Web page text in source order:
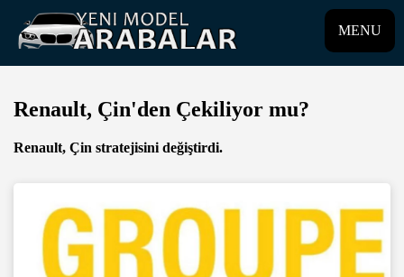
MENU
Renault, Çin'den Çekiliyor mu?
Renault, Çin stratejisini değiştirdi.